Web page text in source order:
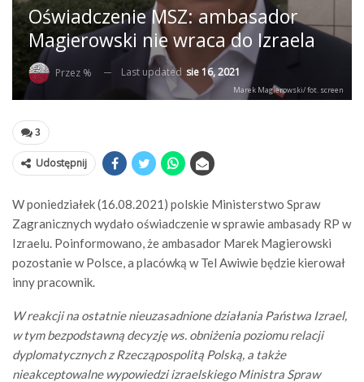
Oświadczenie MSZ: ambasador
Magierowski nie wraca do Izraela
Przez % Last updated sie 16, 2021
Marek Magierowski/ fot. screen
3
Udostępnij
W poniedziałek (16.08.2021) polskie Ministerstwo Spraw
Zagranicznych wydało oświadczenie w sprawie ambasady RP w
Izraelu. Poinformowano, że ambasador Marek Magierowski
pozostanie w Polsce, a placówką w Tel Awiwie będzie kierował
inny pracownik.
W reakcji na ostatnie nieuzasadnione działania Państwa Izrael,
w tym bezpodstawną decyzję ws. obniżenia poziomu relacji
dyplomatycznych z Rzecząpospolitą Polską, a także
nieakceptowalne wypowiedzi izraelskiego Ministra Spraw